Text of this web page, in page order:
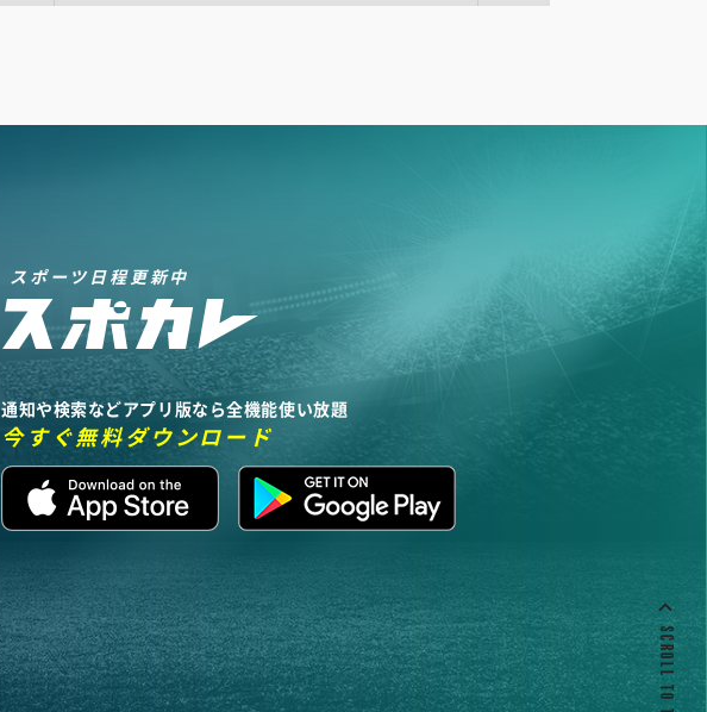
スポーツ日程更新中
通知や検索などアプリ版なら全機能使い放題
今すぐ無料ダウンロード
SCROLL TO TOP